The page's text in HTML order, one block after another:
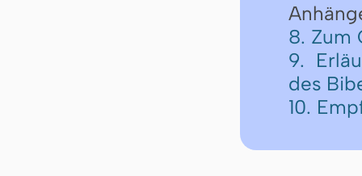
8. Zum
9.
des
10.